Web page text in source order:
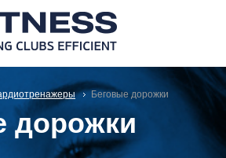
Беговые дорожки
дорожки